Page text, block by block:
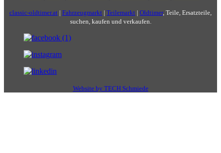
classic-oldtimer.at | Fahrzeugmarkt | Teilemarkt | Oldtimer, Teile, Ersatzteile,
suchen, kaufen und verkaufen.
Website by TECH Schmiede